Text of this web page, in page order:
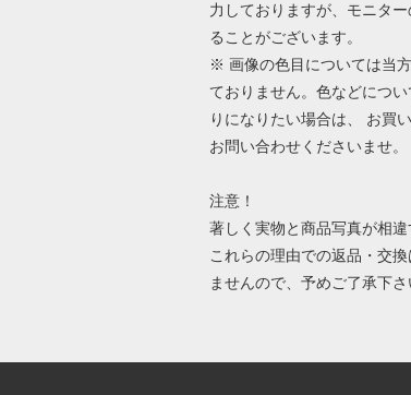
力しておりますが、モニタ
ることがございます。
※ 画像の色目については当
ておりません。色などにつ
りになりたい場合は、 お買
お問い合わせくださいませ。
注意！
著しく実物と商品写真が相違
これらの理由での返品・交
ませんので、予めご了承下さ